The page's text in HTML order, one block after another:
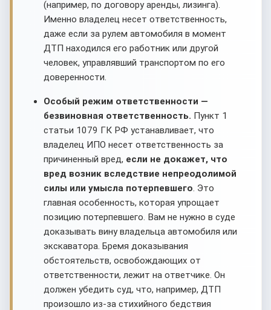
(например, по договору аренды, лизинга).
Именно владелец несет ответственность,
даже если за рулем автомобиля в момент
ДТП находился его работник или другой
человек, управлявший транспортом по его
доверенности.
Особый режим ответственности —
безвиновная ответственность. Пункт 1
статьи 1079 ГК РФ устанавливает, что
владелец ИПО несет ответственность за
причиненный вред, если не докажет, что
вред возник вследствие непреодолимой
силы или умысла потерпевшего. Это
главная особенность, которая упрощает
позицию потерпевшего. Вам не нужно в суде
доказывать вину владельца автомобиля или
экскаватора. Бремя доказывания
обстоятельств, освобождающих от
ответственности, лежит на ответчике. Он
должен убедить суд, что, например, ДТП
произошло из-за стихийного бедствия